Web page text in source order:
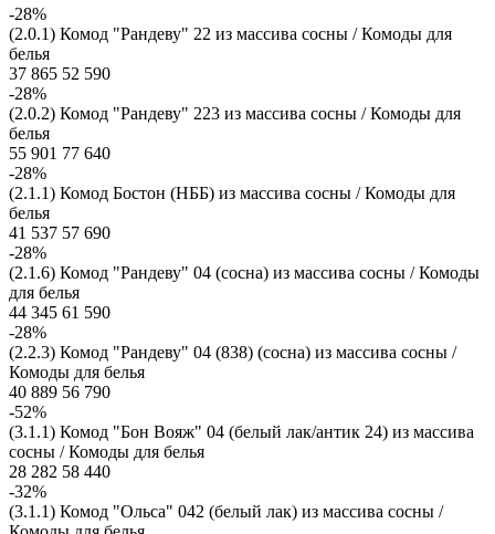
-28%
(2.0.1) Комод "Рандеву" 22 из массива сосны / Комоды для
белья
37 865 52 590
-28%
(2.0.2) Комод "Рандеву" 223 из массива сосны / Комоды для
белья
55 901 77 640
-28%
(2.1.1) Комод Бостон (НББ) из массива сосны / Комоды для
белья
41 537 57 690
-28%
(2.1.6) Комод "Рандеву" 04 (сосна) из массива сосны / Комоды
для белья
44 345 61 590
-28%
(2.2.3) Комод "Рандеву" 04 (838) (сосна) из массива сосны /
Комоды для белья
40 889 56 790
-52%
(3.1.1) Комод "Бон Вояж" 04 (белый лак/антик 24) из массива
сосны / Комоды для белья
28 282 58 440
-32%
(3.1.1) Комод "Ольса" 042 (белый лак) из массива сосны /